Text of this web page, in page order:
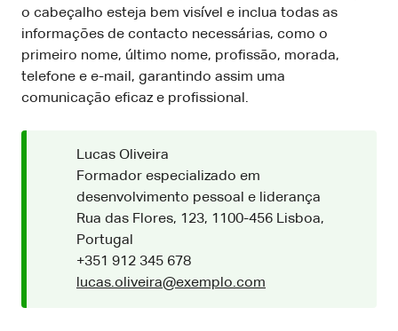
o cabeçalho esteja bem visível e inclua todas as
informações de contacto necessárias, como o
primeiro nome, último nome, profissão, morada,
telefone e e-mail, garantindo assim uma
comunicação eficaz e profissional.
Lucas Oliveira
Formador especializado em
desenvolvimento pessoal e liderança
Rua das Flores, 123, 1100-456 Lisboa,
Portugal
+351 912 345 678
lucas.oliveira@exemplo.com